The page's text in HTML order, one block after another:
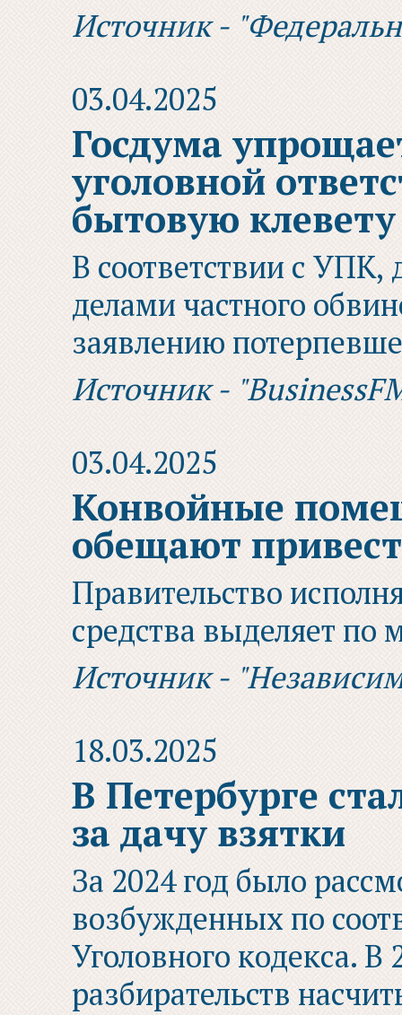
Источник -
03.04.2025
Госдума
уголовной
бытовую клевету
В соответствии с УПК,
делами частного
заявлению
Источник -
03.04.2025
Конвойные
обещают
Правительство
средства выделяет
Источник -
18.03.2025
В Петербурге
за дачу взятки
За 2024 год было
возбужденных по
Уголовного кодекса.
разбирательств